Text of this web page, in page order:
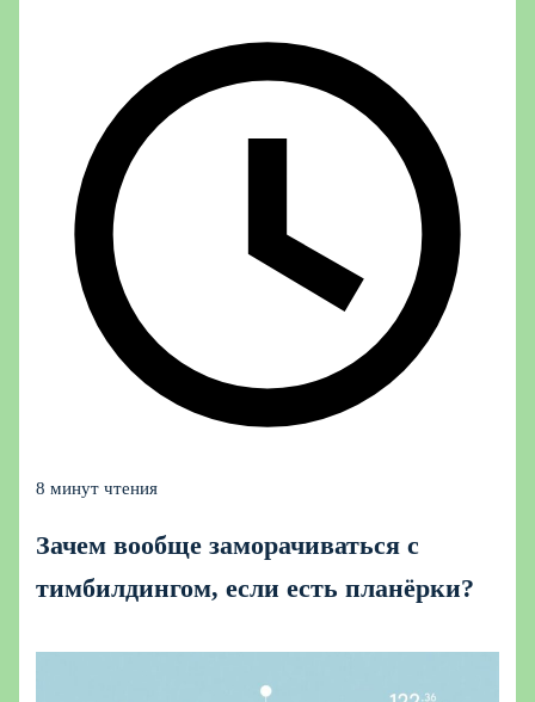
8 минут чтения
Зачем вообще заморачиваться с
тимбилдингом, если есть планёрки?